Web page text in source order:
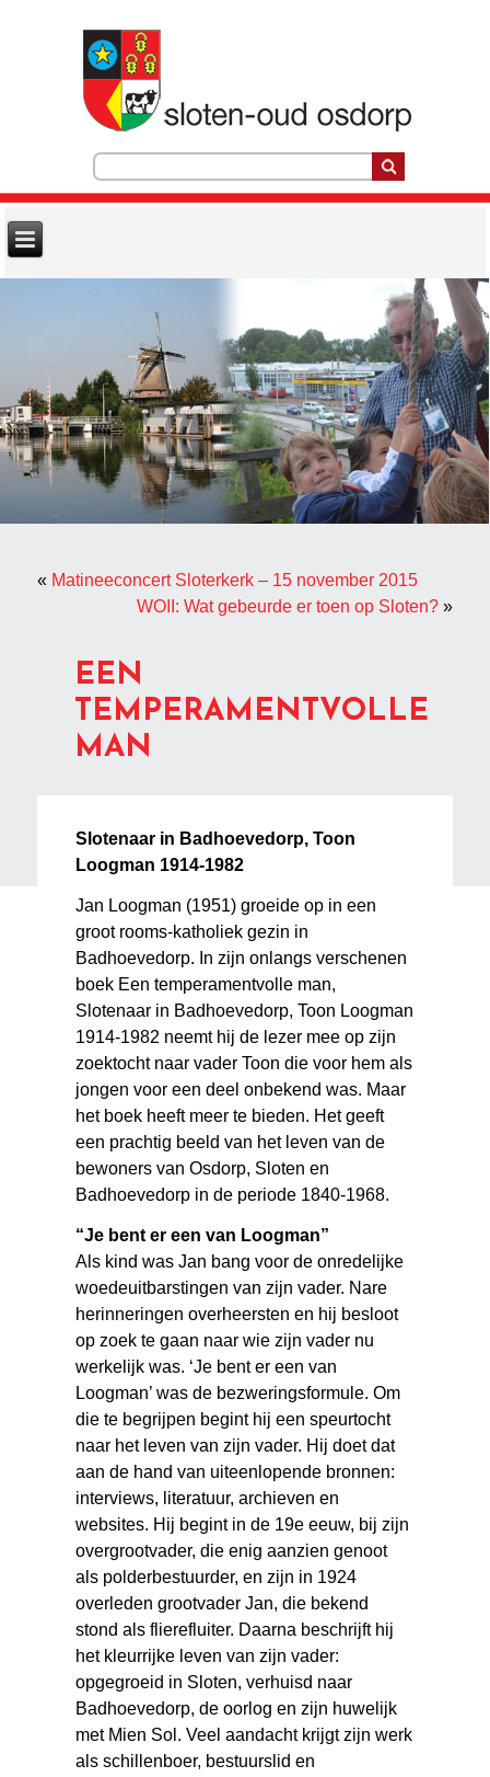
« Matineeconcert Sloterkerk – 15 november 2015
WOII: Wat gebeurde er toen op Sloten?»
EEN
TEMPERAMENTVOLLE
MAN
Slotenaar in Badhoevedorp, Toon
Loogman 1914-1982
Jan Loogman (1951) groeide op in een
groot rooms-katholiek gezin in
Badhoevedorp. In zijn onlangs verschenen
boek Een temperamentvolle man,
Slotenaar in Badhoevedorp, Toon Loogman
1914-1982 neemt hij de lezer mee op zijn
zoektocht naar vader Toon die voor hem als
jongen voor een deel onbekend was. Maar
het boek heeft meer te bieden. Het geeft
een prachtig beeld van het leven van de
bewoners van Osdorp, Sloten en
Badhoevedorp in de periode 1840-1968.
“Je bent er een van Loogman”
Als kind was Jan bang voor de onredelijke
woedeuitbarstingen van zijn vader. Nare
herinneringen overheersten en hij besloot
op zoek te gaan naar wie zijn vader nu
werkelijk was. ‘Je bent er een van
Loogman’ was de bezweringsformule. Om
die te begrijpen begint hij een speurtocht
naar het leven van zijn vader. Hij doet dat
aan de hand van uiteenlopende bronnen:
interviews, literatuur, archieven en
websites. Hij begint in de 19e eeuw, bij zijn
overgrootvader, die enig aanzien genoot
als polderbestuurder, en zijn in 1924
overleden grootvader Jan, die bekend
stond als flierefluiter. Daarna beschrijft hij
het kleurrijke leven van zijn vader:
opgegroeid in Sloten, verhuisd naar
Badhoevedorp, de oorlog en zijn huwelijk
met Mien Sol. Veel aandacht krijgt zijn werk
als schillenboer, bestuurslid en